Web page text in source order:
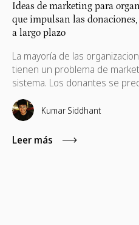
Ideas de marketing para
que impulsan las
a largo plazo
La mayoría de las
tienen un problema de
sistema. Los donantes se
presentan, pero la
desglosa ideas prácticas de
impacto a largo plazo.
Kumar Siddhant
Leer más